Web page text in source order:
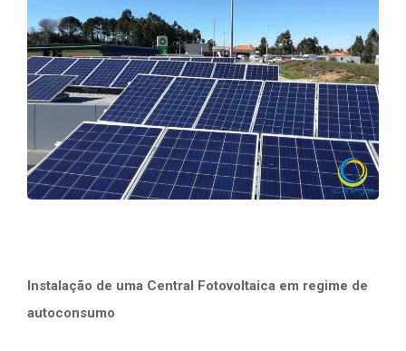
Instalação de uma Central Fotovoltaica em regime de
autoconsumo